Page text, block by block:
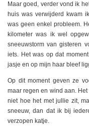
Maar goed, verder vond ik
huis was verwijderd kwam
was geen enkel probleem.
kilometer was ik wel
sneeuwstorm van gisteren
iets. Het was op dat
jasje en op mijn haar bleef
Op dit moment geven ze
maar regen en wind aan.
niet hoe het met jullie zit,
sneeuw, dan dat ik bij
verzopen katje.